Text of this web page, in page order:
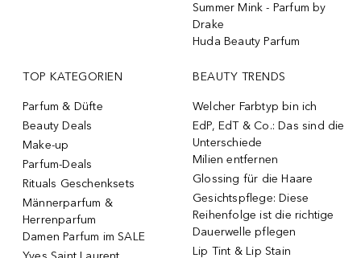
Summer Mink - Parfum by
Drake
Huda Beauty Parfum
TOP KATEGORIEN
Parfum & Düfte
Beauty Deals
Make-up
Parfum-Deals
Rituals Geschenksets
Männerparfum &
Herrenparfum
Damen Parfum im SALE
BEAUTY TRENDS
Welcher Farbtyp bin ich
EdP, EdT & Co.: Das sind die
Unterschiede
Milien entfernen
Glossing für die Haare
Gesichtspflege: Diese
Reihenfolge ist die richtige
Dauerwelle pflegen
Lip Tint & Lip Stain